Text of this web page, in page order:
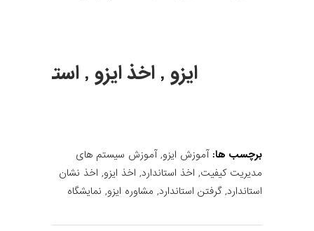
ایزو ,اخذ ایزو ,استاندارد
برچسب ها: آموزش ایزو,آموزش سیستم های
مدیریت کیفیت, اخذ استاندارد, اخذ ایزو, اخذ نشان
استاندارد,گرفتن استاندارد, مشاوره ایزو, نمایشگاه